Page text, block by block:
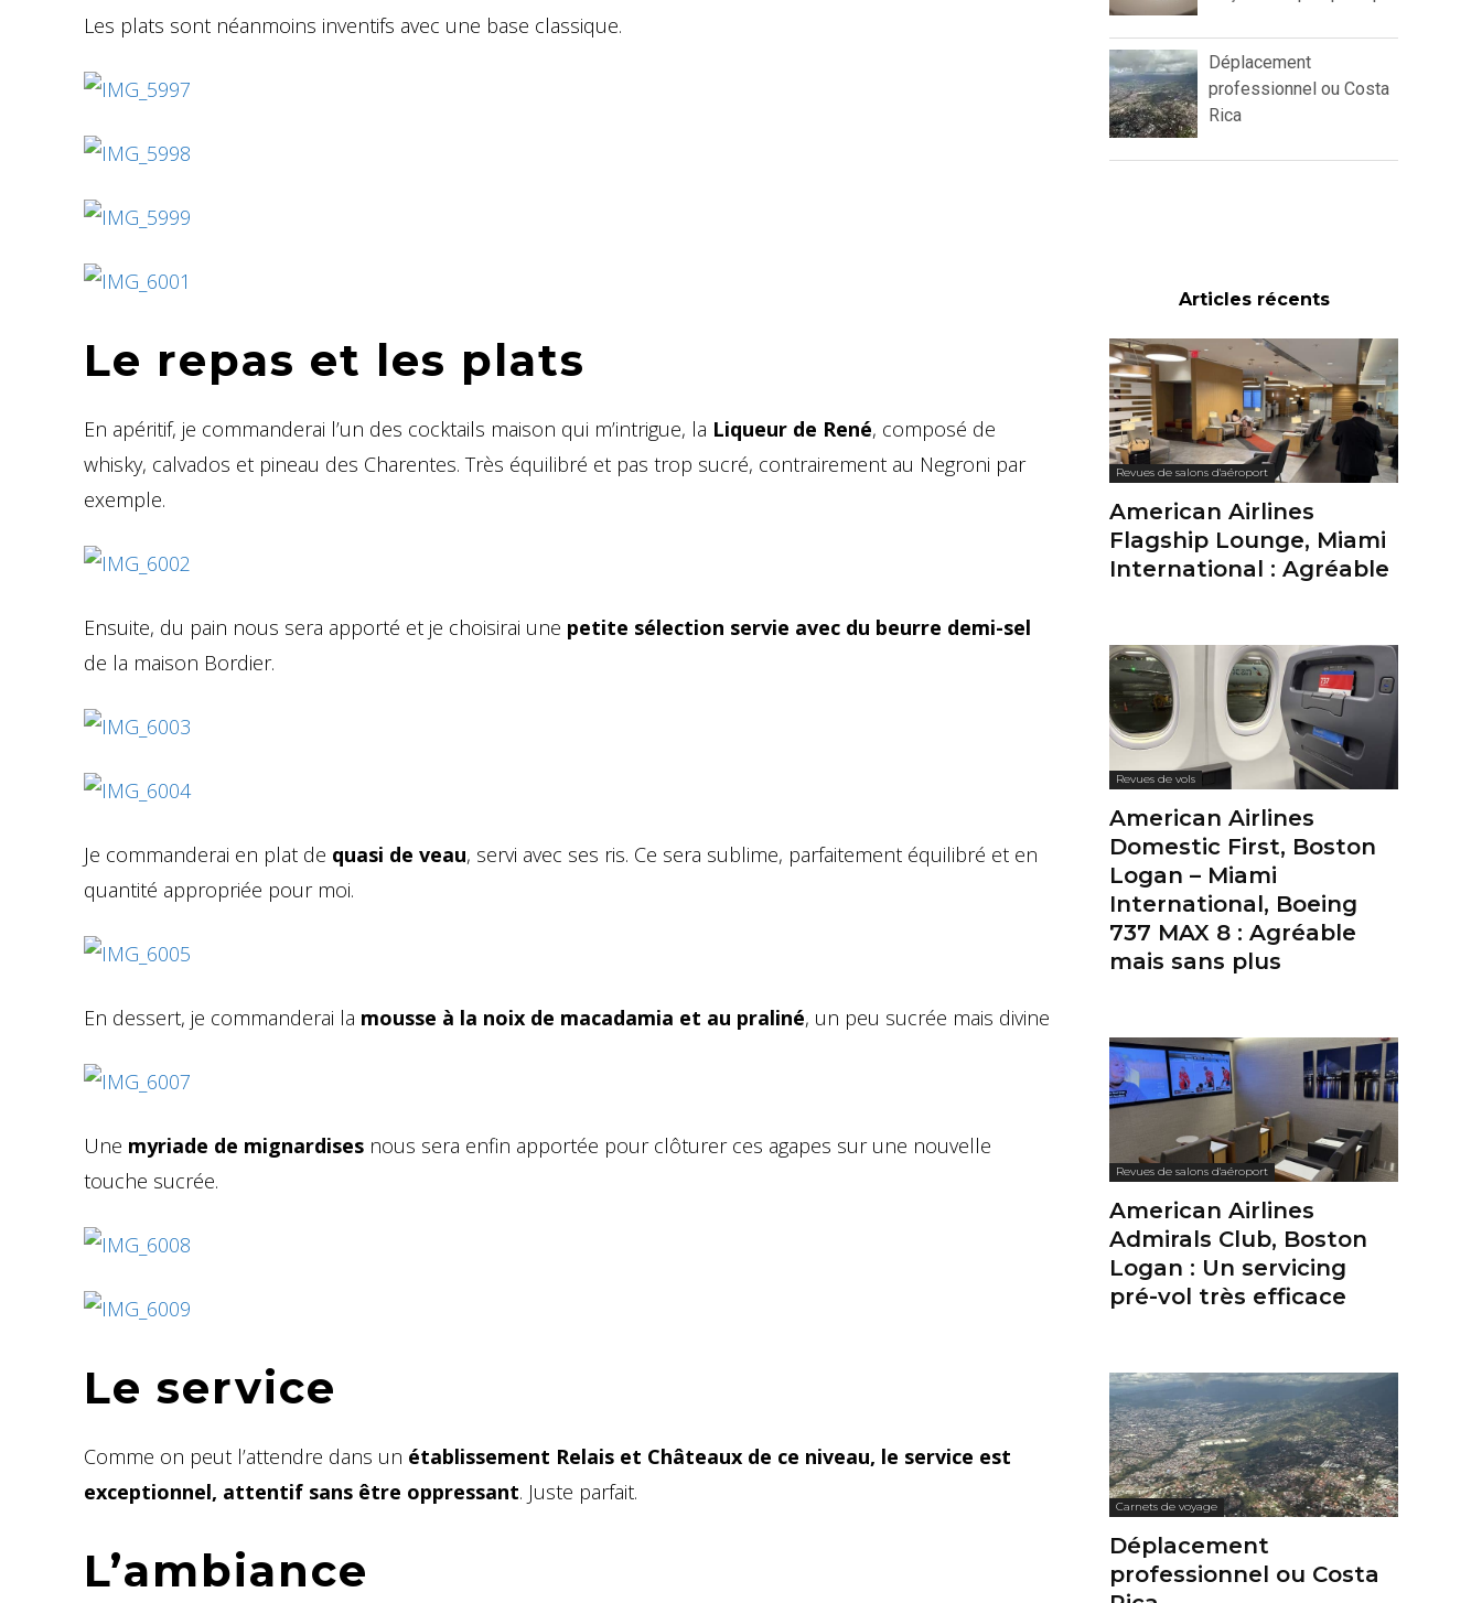
Les plats sont néanmoins inventifs avec une base classique.
Le repas et les plats
En apéritif, je commanderai l’un des cocktails maison qui m’intrigue, la Liqueur de René, composé de
whisky, calvados et pineau des Charentes. Très équilibré et pas trop sucré, contrairement au Negroni par
exemple.
Ensuite, du pain nous sera apporté et je choisirai une petite sélection servie avec du beurre demi-sel
de la maison Bordier.
Je commanderai en plat de quasi de veau, servi avec ses ris. Ce sera sublime, parfaitement équilibré et en
quantité appropriée pour moi.
En dessert, je commanderai la mousse à la noix de macadamia et au praliné, un peu sucrée mais divine
Une myriade de mignardises nous sera enfin apportée pour clôturer ces agapes sur une nouvelle
touche sucrée.
Le service
Comme on peut l’attendre dans un établissement Relais et Châteaux de ce niveau, le service est
exceptionnel, attentif sans être oppressant. Juste parfait.
L’ambiance
Déplacement
professionnel ou Costa
Rica
Articles récents
Revues de salons d'aéroport
American Airlines
Flagship Lounge, Miami
International : Agréable
Revues de vols
American Airlines
Domestic First, Boston
Logan – Miami
International, Boeing
737 MAX 8 : Agréable
mais sans plus
Revues de salons d'aéroport
American Airlines
Admirals Club, Boston
Logan : Un servicing
pré-vol très efficace
Carnets de voyage
Déplacement
professionnel ou Costa